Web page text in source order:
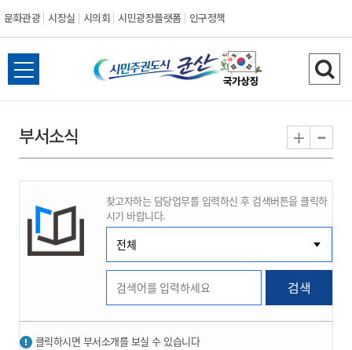
문화관광 시장실 시의회 시민광장플랫폼 인구정책
시
민
권
도
시
군
산
전
체
뉴
열
검
색
기
부서소식 + -
찾고자하는 담당업무를 입력하신 후 검색버튼을 클릭하
시기 바랍니다.
검색
클릭하시면 부서소개를 보실 수 있습니다